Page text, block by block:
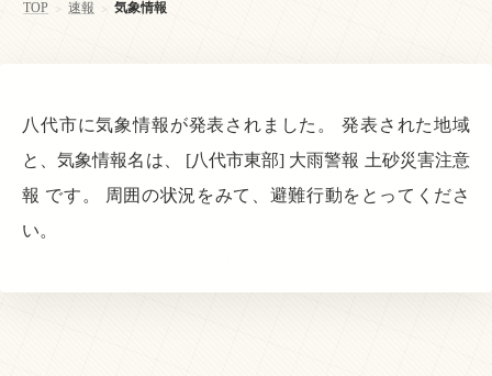
TOP > 速報 > 気象情報
八代市に気象情報が発表されました。 発表された地域
と、気象情報名は、 [八代市東部] 大雨警報 土砂災害注意
報 です。 周囲の状況をみて、避難行動をとってくださ
い。